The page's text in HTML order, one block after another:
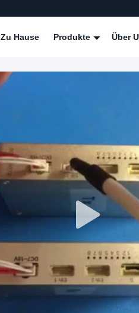
Zu Hause Produkte Über